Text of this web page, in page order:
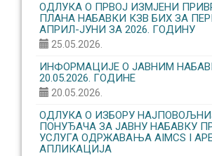
ОДЛУКА О ПРВОЈ ИЗМЈЕНИ
ПЛАНА НАБАВКИ КЗВ БИХ ЗА
АПРИЛ-ЈУНИ ЗА 2026. ГОДИНУ
25.05.2026.
ИНФОРМАЦИЈЕ О ЈАВНИМ
20.05.2026. ГОДИНЕ
20.05.2026.
ОДЛУКА О ИЗБОРУ
ПОНУЂАЧА ЗА ЈАВНУ НАБАВКУ
УСЛУГА ОДРЖАВАЊА AIMCS I
АПЛИКАЦИЈА